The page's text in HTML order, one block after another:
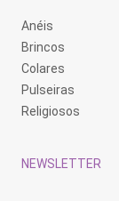
Anéis
Brincos
Colares
Pulseiras
Religiosos
NEWSLETTER